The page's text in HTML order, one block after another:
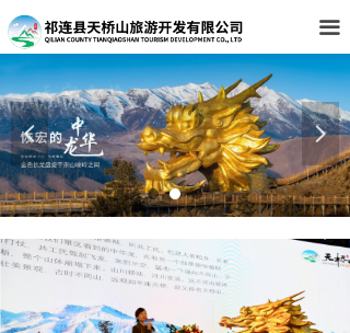
끀
首页
关于我们
景区文化
景区动态
景区景点
景区导览
联系我们
넳 넲